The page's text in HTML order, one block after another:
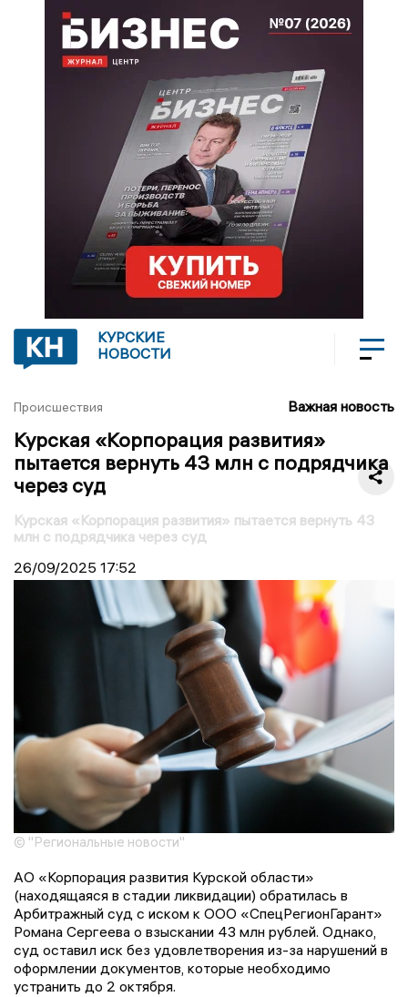
КУРСКИЕ
НОВОСТИ
Происшествия Важная новость
Курская «Корпорация развития»
пытается вернуть 43 млн с подрядчика
через суд
Курская «Корпорация развития» пытается вернуть 43
млн с подрядчика через суд
26/09/2025 17:52
© "Региональные новости"
АО «Корпорация развития Курской области»
(находящаяся в стадии ликвидации) обратилась в
Арбитражный суд с иском к ООО «СпецРегионГарант»
Романа Сергеева о взыскании 43 млн рублей. Однако,
суд оставил иск без удовлетворения из-за нарушений в
оформлении документов, которые необходимо
устранить до 2 октября.